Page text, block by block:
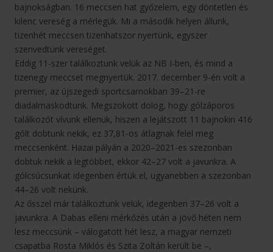
bajnokságban. 16 meccsen hat győzelem, egy döntetlen és
kilenc vereség a mérlegük. Mi a második helyen állunk,
tizenhét meccsen tizenhatszor nyertünk, egyszer
szenvedtünk vereséget.
Eddig 11-szer találkoztunk velük az NB I-ben, és mind a
tizenegy meccset megnyertük. 2017. december 9-én volt a
premier, az újszegedi sportcsarnokban 39–21-re
diadalmaskodtunk. Megszokott dolog, hogy gólzáporos
találkozót vívunk ellenük, hiszen a lejátszott 11 bajnokin 416
gólt dobtunk nekik, ez 37,81-os átlagnak felel meg
meccsenként. Hazai pályán a 2020–2021-es szezonban
dobtuk nekik a legtöbbet, ekkor 42–27 volt a javunkra. A
gólcsúcsunkat idegenben értük el, ugyanebben a szezonban
44–26 volt nekünk.
Az ősszel már találkoztunk velük, idegenben 37–26 volt a
javunkra. A Dabas elleni mérkőzés után a jövő héten nem
lesz meccsünk – válogatott hét lesz, a magyar nemzeti
csapatba Rosta Miklós és Szita Zoltán került be –,